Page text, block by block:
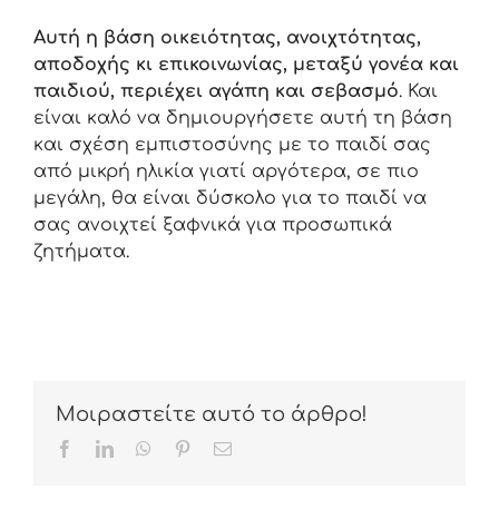
Αυτή η βάση οικειότητας, ανοιχτότητας,
αποδοχής κι επικοινωνίας, μεταξύ γονέα και
παιδιού, περιέχει αγάπη και σεβασμό. Και
είναι καλό να δημιουργήσετε αυτή τη βάση
και σχέση εμπιστοσύνης με το παιδί σας
από μικρή ηλικία γιατί αργότερα, σε πιο
μεγάλη, θα είναι δύσκολο για το παιδί να
σας ανοιχτεί ξαφνικά για προσωπικά
ζητήματα.
Μοιραστείτε αυτό το άρθρο!
FacebookLinkedInWhatsApp
PinterestEmail